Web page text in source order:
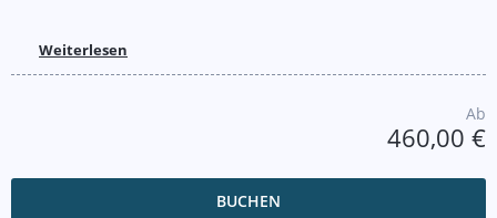
Weiterlesen
Ab
460,00 €
BUCHEN